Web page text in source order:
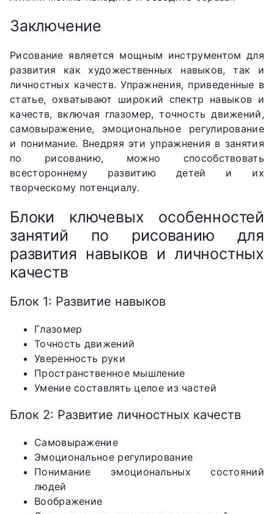
Заключение
Рисование является мощным инструментом для
развития как художественных навыков, так и
личностных качеств. Упражнения, приведенные в
статье, охватывают широкий спектр навыков и
качеств, включая глазомер, точность движений,
самовыражение, эмоциональное регулирование
и понимание. Внедряя эти упражнения в занятия
по рисованию, можно способствовать
всестороннему развитию детей и их
творческому потенциалу.
Блоки ключевых особенностей
занятий по рисованию для
развития навыков и личностных
качеств
Блок 1: Развитие навыков
Глазомер
Точность движений
Уверенность руки
Пространственное мышление
Умение составлять целое из частей
Блок 2: Развитие личностных качеств
Самовыражение
Эмоциональное регулирование
Понимание эмоциональных состояний
людей
Воображение